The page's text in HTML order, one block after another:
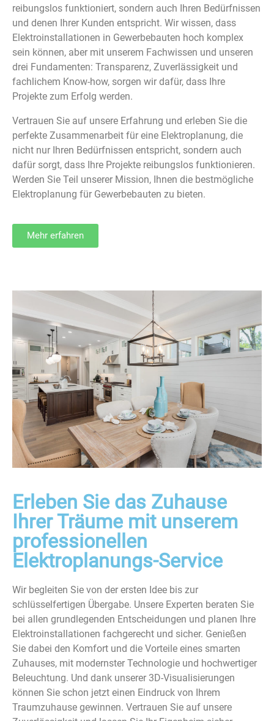
reibungslos funktioniert, sondern auch Ihren Bedürfnissen
und denen Ihrer Kunden entspricht. Wir wissen, dass
Elektroinstallationen in Gewerbebauten hoch komplex
sein können, aber mit unserem Fachwissen und unseren
drei Fundamenten: Transparenz, Zuverlässigkeit und
fachlichem Know-how, sorgen wir dafür, dass Ihre
Projekte zum Erfolg werden.
Vertrauen Sie auf unsere Erfahrung und erleben Sie die
perfekte Zusammenarbeit für eine Elektroplanung, die
nicht nur Ihren Bedürfnissen entspricht, sondern auch
dafür sorgt, dass Ihre Projekte reibungslos funktionieren.
Werden Sie Teil unserer Mission, Ihnen die bestmögliche
Elektroplanung für Gewerbebauten zu bieten.
Mehr erfahren
Erleben Sie das Zuhause
Ihrer Träume mit unserem
professionellen
Elektroplanungs-Service
Wir begleiten Sie von der ersten Idee bis zur
schlüsselfertigen Übergabe. Unsere Experten beraten Sie
bei allen grundlegenden Entscheidungen und planen Ihre
Elektroinstallationen fachgerecht und sicher. Genießen
Sie dabei den Komfort und die Vorteile eines smarten
Zuhauses, mit modernster Technologie und hochwertiger
Beleuchtung. Und dank unserer 3D-Visualisierungen
können Sie schon jetzt einen Eindruck von Ihrem
Traumzuhause gewinnen. Vertrauen Sie auf unsere